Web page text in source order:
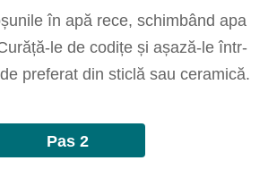
în apă rece, schimbând apa
le de codițe și așază-le într-
preferat din sticlă sau ceramică.
Pas 2